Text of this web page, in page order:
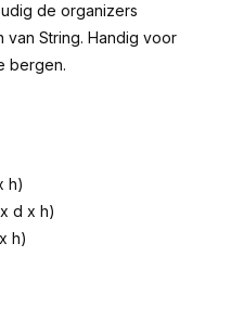
de organizers
String. Handig voor
bergen.
h)
d x h)
h)